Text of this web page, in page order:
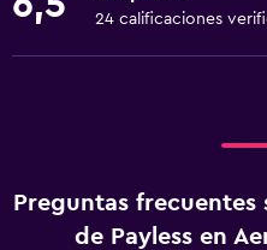
24 calificaciones
Preguntas
de Payless en